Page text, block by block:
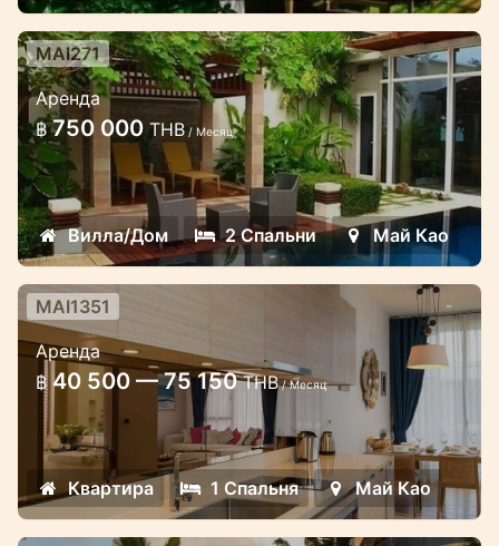
2 спальная вилла на берегу пляжа
Май Као
Эта вилла расположена прямо на пляже
Mai Khao, что дает возможность
наслаждаться прекрасным видом на
океан и удивительными закатами
MAI271
Аренда
฿ 750 000THB / Месяц
Вилла/Дом 2 Спальни Май Као
Односпальные апартаменты в
кондо на берегу моря, пляж Май
Као
Отдых на берегу моря, кондо
MAI1351
Аренда
฿ 40 500 — 75 150THB/ Месяц
Квартира 1 Спальня Май Као